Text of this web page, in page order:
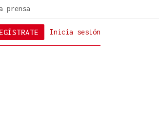
prensa
Inicia sesión